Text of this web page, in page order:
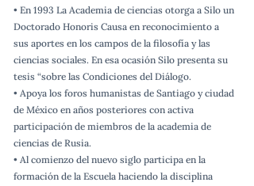
• En 1993 La Academia de ciencias otorga a Silo un
Doctorado Honoris Causa en reconocimiento a
sus aportes en los campos de la filosofía y las
ciencias sociales. En esa ocasión Silo presenta su
tesis “sobre las Condiciones del Diálogo.
• Apoya los foros humanistas de Santiago y ciudad
de México en años posteriores con activa
participación de miembros de la academia de
ciencias de Rusia.
• Al comienzo del nuevo siglo participa en la
formación de la Escuela haciendo la disciplina